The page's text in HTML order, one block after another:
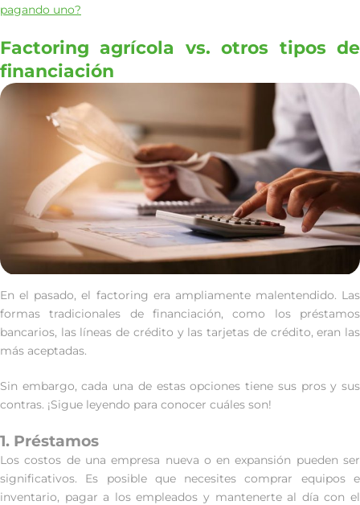
pagando uno?
Factoring agrícola vs. otros tipos de
financiación
En el pasado, el factoring era ampliamente malentendido. Las
formas tradicionales de financiación, como los préstamos
bancarios, las líneas de crédito y las tarjetas de crédito, eran las
más aceptadas.
Sin embargo, cada una de estas opciones tiene sus pros y sus
contras. ¡Sigue leyendo para conocer cuáles son!
1. Préstamos
Los costos de una empresa nueva o en expansión pueden ser
significativos. Es posible que necesites comprar equipos e
inventario, pagar a los empleados y mantenerte al día con el